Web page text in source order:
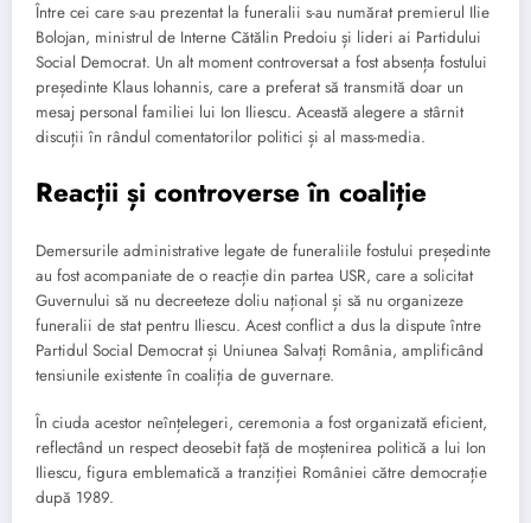
Între cei care s-au prezentat la funeralii s-au numărat premierul Ilie
Bolojan, ministrul de Interne Cătălin Predoiu și lideri ai Partidului
Social Democrat. Un alt moment controversat a fost absența fostului
președinte Klaus Iohannis, care a preferat să transmită doar un
mesaj personal familiei lui Ion Iliescu. Această alegere a stârnit
discuții în rândul comentatorilor politici și al mass-media.
Reacții și controverse în coaliție
Demersurile administrative legate de funeraliile fostului președinte
au fost acompaniate de o reacție din partea USR, care a solicitat
Guvernului să nu decreeteze doliu național și să nu organizeze
funeralii de stat pentru Iliescu. Acest conflict a dus la dispute între
Partidul Social Democrat și Uniunea Salvați România, amplificând
tensiunile existente în coaliția de guvernare.
În ciuda acestor neînțelegeri, ceremonia a fost organizată eficient,
reflectând un respect deosebit față de moștenirea politică a lui Ion
Iliescu, figura emblematică a tranziției României către democrație
după 1989.